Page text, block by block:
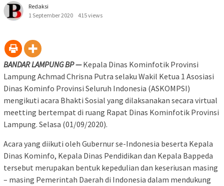
Redaksi
1 September 2020
415 views
BANDAR LAMPUNG BP — Kepala Dinas Kominfotik Provinsi
Lampung Achmad Chrisna Putra selaku Wakil Ketua 1 Asosiasi
Dinas Kominfo Provinsi Seluruh Indonesia (ASKOMPSI)
mengikuti acara Bhakti Sosial yang dilaksanakan secara virtual
meetting bertempat di ruang Rapat Dinas Kominfotik Provinsi
Lampung. Selasa (01/09/2020).
Acara yang diikuti oleh Gubernur se-Indonesia beserta Kepala
Dinas Kominfo, Kepala Dinas Pendidikan dan Kepala Bappeda
tersebut merupakan bentuk kepedulian dan keseriusan masing
– masing Pemerintah Daerah di Indonesia dalam mendukung